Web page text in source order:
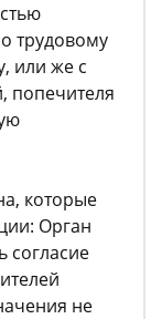
трудовому
или же с
попечителя
которые
Орган
согласие
не